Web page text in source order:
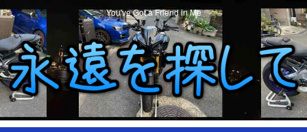
You've Got a Friend in Me